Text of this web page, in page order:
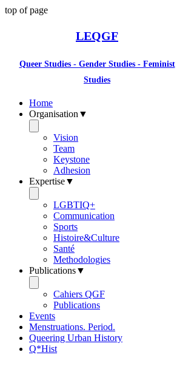
top of page
LEQGF
Queer Studies - Gender Studies - Feminist
Studies
Home
Organisation▼
Vision
Team
Keystone
Adhesion
Expertise▼
LGBTIQ+
Communication
Sports
Histoire&Culture
Santé
Methodologies
Publications▼
Cahiers QGF
Publications
Events
Menstruations. Period.
Queering Urban History
Q*Hist